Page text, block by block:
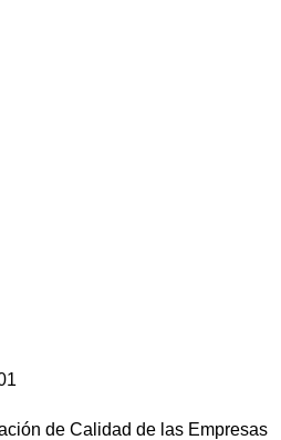
de Calidad de las Empresas